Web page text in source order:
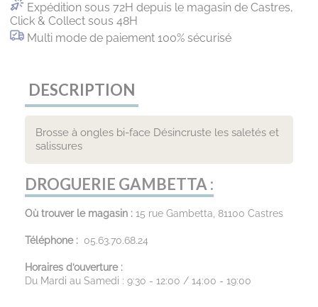
Expédition sous 72H depuis le magasin de Castres,
Click & Collect sous 48H
Multi mode de paiement 100% sécurisé
DESCRIPTION
Brosse à ongles bi-face Désincruste les saletés et
salissures
DROGUERIE GAMBETTA :
Où trouver le magasin : 15 rue Gambetta, 81100 Castres
Téléphone : 05.63.70.68.24
Horaires d’ouverture :
Du Mardi au Samedi : 9:30 - 12:00 / 14:00 - 19:00